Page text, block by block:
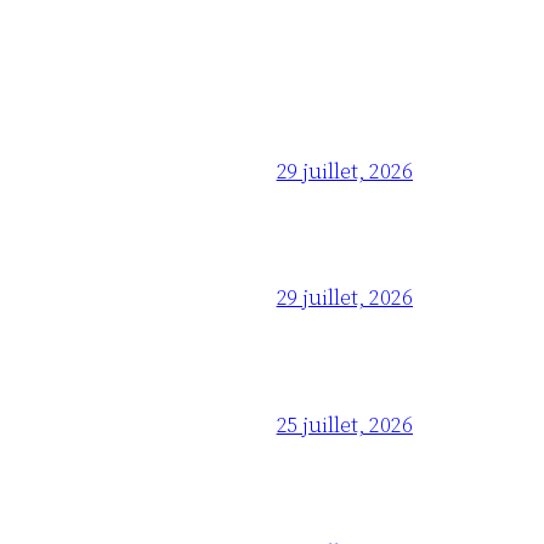
29 juillet, 2026
29 juillet, 2026
25 juillet, 2026